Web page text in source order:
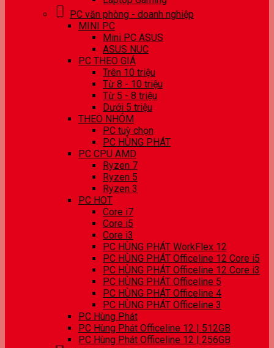
PC văn phòng - doanh nghiệp
MINI PC
Mini PC ASUS
ASUS NUC
PC THEO GIÁ
Trên 10 triệu
Từ 8 - 10 triệu
Từ 5 - 8 triệu
Dưới 5 triệu
THEO NHÓM
PC tuỳ chọn
PC HÙNG PHÁT
PC CPU AMD
Ryzen 7
Ryzen 5
Ryzen 3
PC HOT
Core i7
Core i5
Core i3
PC HÙNG PHÁT WorkFlex 12
PC HÙNG PHÁT Officeline 12 Core i5
PC HÙNG PHÁT Officeline 12 Core i3
PC HÙNG PHÁT Officeline 5
PC HÙNG PHÁT Officeline 4
PC HÙNG PHÁT Officeline 3
PC Hùng Phát
PC Hùng Phát Officeline 12 | 512GB
PC Hùng Phát Officeline 12 | 256GB